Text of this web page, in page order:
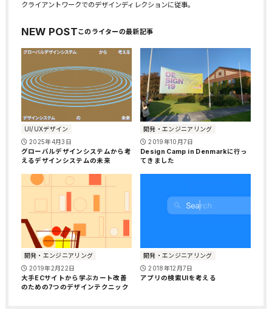
クライアントワークでのデザインディレクションに従事。
NEW POST
UI/UXデザイン
2025年4月3日
グローバルデザインシステムから考
えるデザインシステムの未来
開発・エンジニアリング
2019年10月7日
Design Camp in Denmarkに行っ
てきました
開発・エンジニアリング
2019年2月22日
大手ECサイトから学ぶカート改善
のための7つのデザインテクニック
開発・エンジニアリング
2018年12月7日
アプリの検索UIを考える